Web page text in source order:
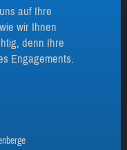
auf Ihre
wir Ihnen
denn Ihre
Engagements.